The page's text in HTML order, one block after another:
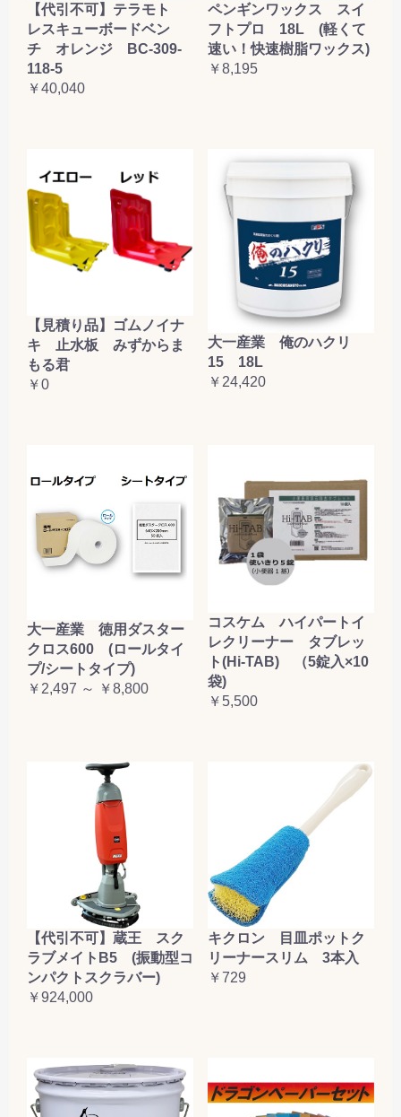
【代引不可】テラモト
レスキューボードベン
チ オレンジ BC-309-
118-5
￥40,040
ペンギンワックス スイ
フトプロ 18L (軽くて
速い！快速樹脂ワックス)
￥8,195
【見積り品】ゴムノイナ
キ 止水板 みずからま
もる君
￥0
大一産業 俺のハクリ
15 18L
￥24,420
大一産業 徳用ダスター
クロス600 (ロールタイ
プ/シートタイプ)
￥2,497 ～ ￥8,800
コスケム ハイパートイ
レクリーナー タブレッ
ト(Hi-TAB) （5錠入×10
袋)
￥5,500
【代引不可】蔵王 スク
ラブメイトB5 (振動型コ
ンパクトスクラバー)
￥924,000
キクロン 目皿ポットク
リーナースリム 3本入
￥729